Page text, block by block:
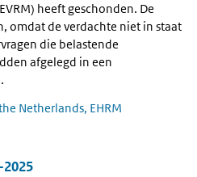
heeft geschonden. De
omdat de verdachte niet in staat
die belastende
afgelegd in een
Netherlands, EHRM